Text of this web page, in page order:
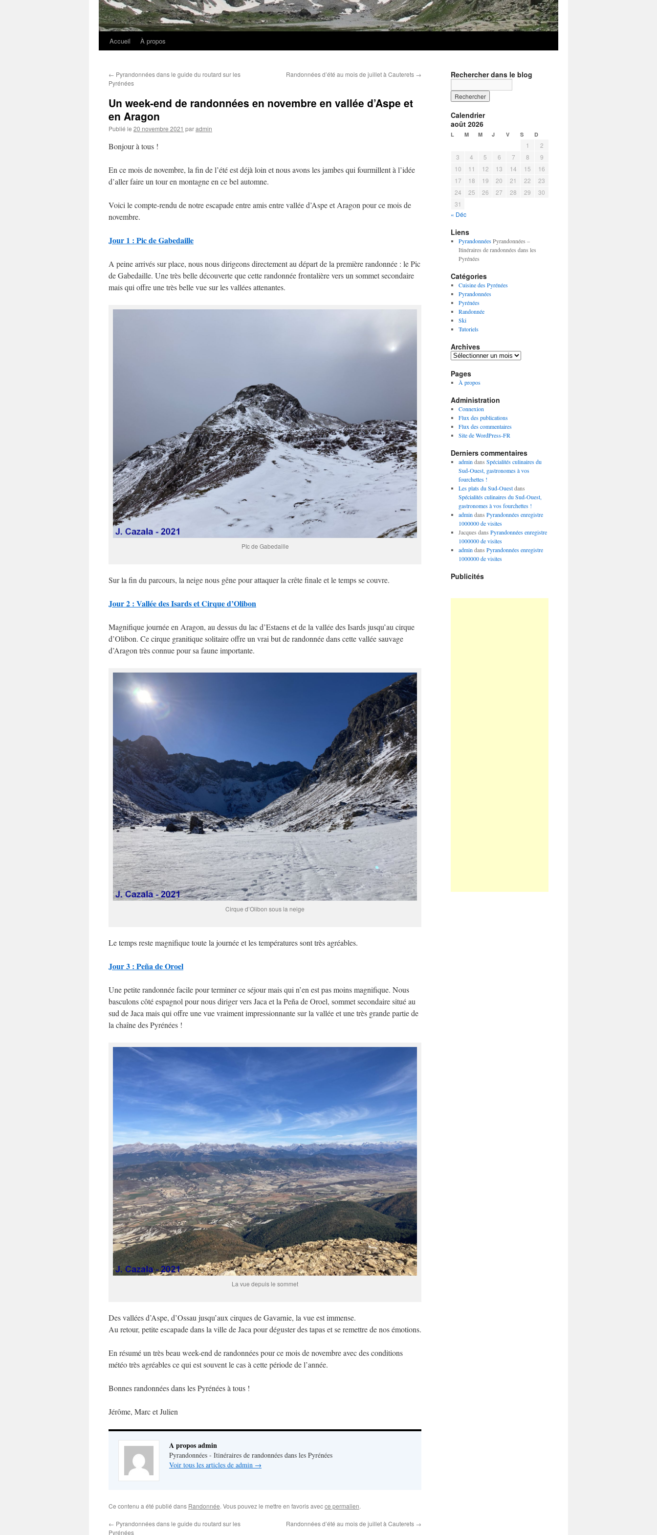
Accueil À propos
← Pyrandonnées dans le guide du routard sur les
Pyrénées
Randonnées d’été au mois de juillet à Cauterets →
Un week-end de randonnées en novembre en vallée d’Aspe et
en Aragon
Publié le 20 novembre 2021 paradmin
Bonjour à tous !
En ce mois de novembre, la fin de l’été est déjà loin et nous avons les jambes qui fourmillent à l’idée
d’aller faire un tour en montagne en ce bel automne.
Voici le compte-rendu de notre escapade entre amis entre vallée d’Aspe et Aragon pour ce mois de
novembre.
Jour 1 : Pic de Gabedaille
A peine arrivés sur place, nous nous dirigeons directement au départ de la première randonnée : le Pic
de Gabedaille. Une très belle découverte que cette randonnée frontalière vers un sommet secondaire
mais qui offre une très belle vue sur les vallées attenantes.
PIc de Gabedaille
Sur la fin du parcours, la neige nous gêne pour attaquer la crête finale et le temps se couvre.
Jour 2 : Vallée des Isards et Cirque d’Olibon
Magnifique journée en Aragon, au dessus du lac d’Estaens et de la vallée des Isards jusqu’au cirque
d’Olibon. Ce cirque granitique solitaire offre un vrai but de randonnée dans cette vallée sauvage
d’Aragon très connue pour sa faune importante.
Cirque d’Olibon sous la neige
Le temps reste magnifique toute la journée et les températures sont très agréables.
Jour 3 : Peña de Oroel
Une petite randonnée facile pour terminer ce séjour mais qui n’en est pas moins magnifique. Nous
basculons côté espagnol pour nous diriger vers Jaca et la Peña de Oroel, sommet secondaire situé au
sud de Jaca mais qui offre une vue vraiment impressionnante sur la vallée et une très grande partie de
la chaîne des Pyrénées !
La vue depuis le sommet
Des vallées d’Aspe, d’Ossau jusqu’aux cirques de Gavarnie, la vue est immense.
Au retour, petite escapade dans la ville de Jaca pour déguster des tapas et se remettre de nos émotions.
En résumé un très beau week-end de randonnées pour ce mois de novembre avec des conditions
météo très agréables ce qui est souvent le cas à cette période de l’année.
Bonnes randonnées dans les Pyrénées à tous !
Jérôme, Marc et Julien
A propos admin
Pyrandonnées - Itinéraires de randonnées dans les Pyrénées
Voir tous les articles de admin →
Ce contenu a été publié dans Randonnée. Vous pouvez le mettre en favoris avecce permalien.
← Pyrandonnées dans le guide du routard sur les
Pyrénées
Randonnées d’été au mois de juillet à Cauterets →
Rechercher dans le blog
Calendrier
août 2026
L M M J V S D
1
2
3
4 5 6 7 8
9
10
11 12 13 14 15
16
17
18 19 20 21 22
23
24
25 26 27 28 29
30
31
« Déc
Liens
PyrandonnéesPyrandonnées –
Itinéraires de randonnées dans les
Pyrénées
Catégories
Cuisine des Pyrénées
Pyrandonnées
Pyrénées
Randonnée
Ski
Tutoriels
Archives
Archives
Pages
À propos
Administration
Connexion
Flux des publications
Flux des commentaires
Site de WordPress-FR
Derniers commentaires
admin dans Spécialités culinaires du
Sud-Ouest, gastronomes à vos
fourchettes !
Les plats du Sud-Ouestdans
Spécialités culinaires du Sud-Ouest,
gastronomes à vos fourchettes !
admin dans Pyrandonnées enregistre
1000000 de visites
Jacques dans Pyrandonnées enregistre
1000000 de visites
admin dans Pyrandonnées enregistre
1000000 de visites
Publicités